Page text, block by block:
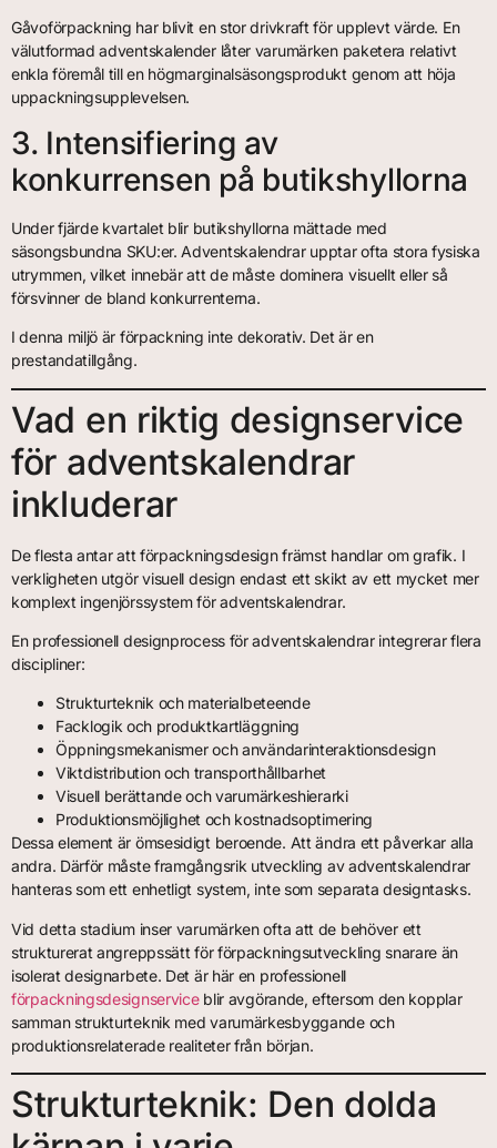
Gåvoförpackning har blivit en stor drivkraft för upplevt värde. En
välutformad adventskalender låter varumärken paketera relativt
enkla föremål till en högmarginalsäsongsprodukt genom att höja
uppackningsupplevelsen.
3. Intensifiering av
konkurrensen på butikshyllorna
Under fjärde kvartalet blir butikshyllorna mättade med
säsongsbundna SKU:er. Adventskalendrar upptar ofta stora fysiska
utrymmen, vilket innebär att de måste dominera visuellt eller så
försvinner de bland konkurrenterna.
I denna miljö är förpackning inte dekorativ. Det är en
prestandatillgång.
Vad en riktig designservice
för adventskalendrar
inkluderar
De flesta antar att förpackningsdesign främst handlar om grafik. I
verkligheten utgör visuell design endast ett skikt av ett mycket mer
komplext ingenjörssystem för adventskalendrar.
En professionell designprocess för adventskalendrar integrerar flera
discipliner:
Strukturteknik och materialbeteende
Facklogik och produktkartläggning
Öppningsmekanismer och användarinteraktionsdesign
Viktdistribution och transporthållbarhet
Visuell berättande och varumärkeshierarki
Produktionsmöjlighet och kostnadsoptimering
Dessa element är ömsesidigt beroende. Att ändra ett påverkar alla
andra. Därför måste framgångsrik utveckling av adventskalendrar
hanteras som ett enhetligt system, inte som separata designtasks.
Vid detta stadium inser varumärken ofta att de behöver ett
strukturerat angreppssätt för förpackningsutveckling snarare än
isolerat designarbete. Det är här en professionell
förpackningsdesignserviceblir avgörande, eftersom den kopplar
samman strukturteknik med varumärkesbyggande och
produktionsrelaterade realiteter från början.
Strukturteknik: Den dolda